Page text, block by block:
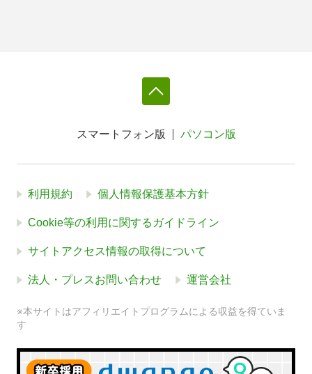
スマートフォン版 パソコン版
利用規約 個人情報保護基本方針
Cookie等の利用に関するガイドライン
サイトアクセス情報の取得について
法人・プレスお問い合わせ 運営会社
※本サイトはアフィリエイトプログラムによる収益を得ていま
す